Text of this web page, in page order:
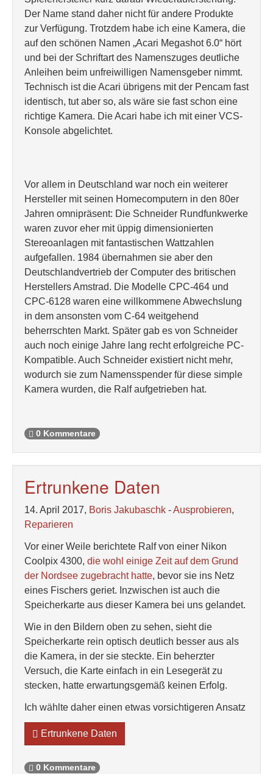
Der Name stand daher nicht für andere Produkte
zur Verfügung. Trotzdem habe ich eine Kamera, die
auf den schönen Namen „Acari Megashot 6.0“ hört
und bei der Schriftart des Namenszuges deutliche
Anleihen beim unfreiwilligen Namensgeber nimmt.
Technisch ist die Acari übrigens mit der Pencam fast
identisch, tut aber so, als wäre sie fast schon eine
richtige Kamera. Die Acari habe ich mit einer VCS-
Konsole abgelichtet.
Vor allem in Deutschland war noch ein weiterer
Hersteller mit seinen Homecomputern in den 80er
Jahren omnipräsent: Die Schneider Rundfunkwerke
waren zuvor eher mit üppig dimensionierten
Stereoanlagen mit fantastischen Wattzahlen
aufgefallen. 1984 übernahmen sie aber den
Deutschlandvertrieb der Computer des britischen
Herstellers Amstrad. Die Modelle CPC-464 und
CPC-6128 waren eine willkommene Abwechslung
in dem ansonsten vom C-64 weitgehend
beherrschten Markt. Später gab es von Schneider
auch noch einige Jahre lang recht erfolgreiche PC-
Kompatible. Auch Schneider existiert nicht mehr,
wodurch sie zum Namensspender für diese simple
Kamera wurden, die Ralf aufgetrieben hat.
0 Kommentare
Ertrunkene Daten
14. April 2017, Boris Jakubaschk -Ausprobieren,
Reparieren
Vor einer Weile berichtete Ralf von einer Nikon
Coolpix 4300, die wohl einige Zeit auf dem Grund
der Nordsee zugebracht hatte, bevor sie ins Netz
eines Fischers geriet. Inzwischen ist auch die
Speicherkarte aus dieser Kamera bei uns gelandet.
Wie in den Bildern oben zu sehen, sieht die
Speicherkarte rein optisch deutlich besser aus als
die Kamera, in der sie steckte. Ein beherzter
Versuch, die Karte einfach in ein Lesegerät zu
stecken, hatte erwartungsgemäß keinen Erfolg.
Ich wählte daher einen etwas vorsichtigeren Ansatz
Ertrunkene Daten
0 Kommentare